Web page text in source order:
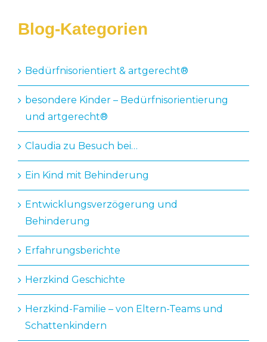
Blog-Kategorien
Bedürfnisorientiert & artgerecht®️
besondere Kinder – Bedürfnisorientierung
und artgerecht®
Claudia zu Besuch bei…
Ein Kind mit Behinderung
Entwicklungsverzögerung und
Behinderung
Erfahrungsberichte
Herzkind Geschichte
Herzkind-Familie – von Eltern-Teams und
Schattenkindern